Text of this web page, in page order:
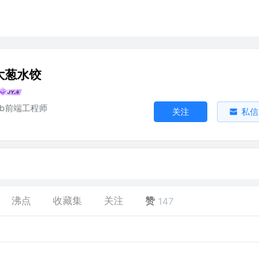
葱水饺
前端工程师 关注 私信
沸点 收藏集 关注 赞 147